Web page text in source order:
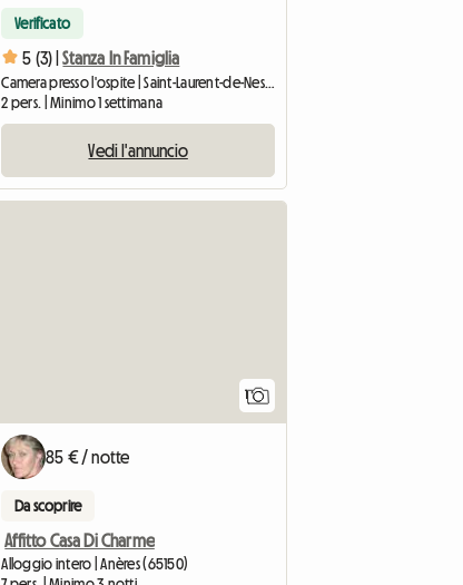
Verificato
5 (3) | Stanza In Famiglia
Camera presso l'ospite | Saint-Laurent-de-Neste (65150) | 25 M2
2 pers. | Minimo 1 settimana
Vedi l'annuncio
1
85 € / notte
Da scoprire
Affitto Casa Di Charme
Alloggio intero | Anères (65150)